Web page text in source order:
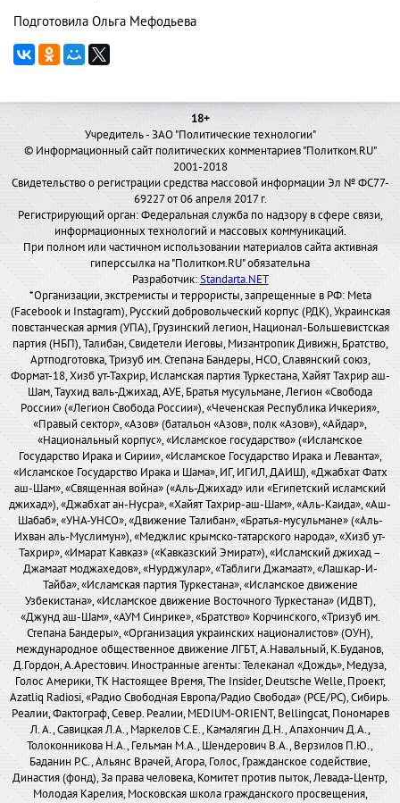
Подготовила Ольга Мефодьева
18+
Учредитель - ЗАО "Политические технологии"
© Информационный сайт политических комментариев "Политком.RU"
2001-2018
Свидетельство о регистрации средства массовой информации Эл № ФС77-
69227 от 06 апреля 2017 г.
Регистрирующий орган: Федеральная служба по надзору в сфере связи,
информационных технологий и массовых коммуникаций.
При полном или частичном использовании материалов сайта активная
гиперссылка на "Политком.RU" обязательна
Разработчик:Standarta.NET
*Организации, экстремисты и террористы, запрещенные в РФ: Meta
(Facebook и Instagram), Русский добровольческий корпус (РДК), Украинская
повстанческая армия (УПА), Грузинский легион, Национал-Большевистская
партия (НБП), Талибан, Свидетели Иеговы, Мизантропик Дивижн, Братство,
Артподготовка, Тризуб им. Степана Бандеры, НСО, Славянский союз,
Формат-18, Хизб ут-Тахрир, Исламская партия Туркестана, Хайят Тахрир аш-
Шам, Таухид валь-Джихад, АУЕ, Братья мусульмане, Легион «Свобода
России» («Легион Свобода России»), «Чеченская Республика Ичкерия»,
«Правый сектор», «Азов» (батальон «Азов», полк «Азов»), «Айдар»,
«Национальный корпус», «Исламское государство» («Исламское
Государство Ирака и Сирии», «Исламское Государство Ирака и Леванта»,
«Исламское Государство Ирака и Шама», ИГ, ИГИЛ, ДАИШ), «Джабхат Фатх
аш-Шам», «Священная война» («Аль-Джихад» или «Египетский исламский
джихад»), «Джабхат ан-Нусра», «Хайят Тахрир-аш-Шам», «Аль-Каида», «Аш-
Шабаб», «УНА-УНСО», «Движение Талибан», «Братья-мусульмане» («Аль-
Ихван аль-Муслимун»), «Меджлис крымско-татарского народа», «Хизб ут-
Тахрир», «Имарат Кавказ» («Кавказский Эмират»), «Исламский джихад –
Джамаат моджахедов», «Нурджулар», «Таблиги Джамаат», «Лашкар-И-
Тайба», «Исламская партия Туркестана», «Исламское движение
Узбекистана», «Исламское движение Восточного Туркестана» (ИДВТ),
«Джунд аш-Шам», «АУМ Синрике», «Братство» Корчинского, «Тризуб им.
Степана Бандеры», «Организация украинских националистов» (ОУН),
международное общественное движение ЛГБТ, А.Навальный, К.Буданов,
Д.Гордон, А.Арестович. Иностранные агенты: Телеканал «Дождь», Медуза,
Голос Америки, ТК Настоящее Время, The Insider, Deutsche Welle, Проект,
Azatliq Radiosi, «Радио Свободная Европа/Радио Свобода» (PCE/PC), Сибирь.
Реалии, Фактограф, Север. Реалии, MEDIUM-ORIENT, Bellingcat, Пономарев
Л. А., Савицкая Л.А., Маркелов С.Е., Камалягин Д.Н., Апахончич Д.А.,
Толоконникова Н.А., Гельман М.А., Шендерович В.А., Верзилов П.Ю.,
Баданин Р.С., Альянс Врачей, Агора, Голос, Гражданское содействие,
Династия (фонд), За права человека, Комитет против пыток, Левада-Центр,
Молодая Карелия, Московская школа гражданского просвещения,